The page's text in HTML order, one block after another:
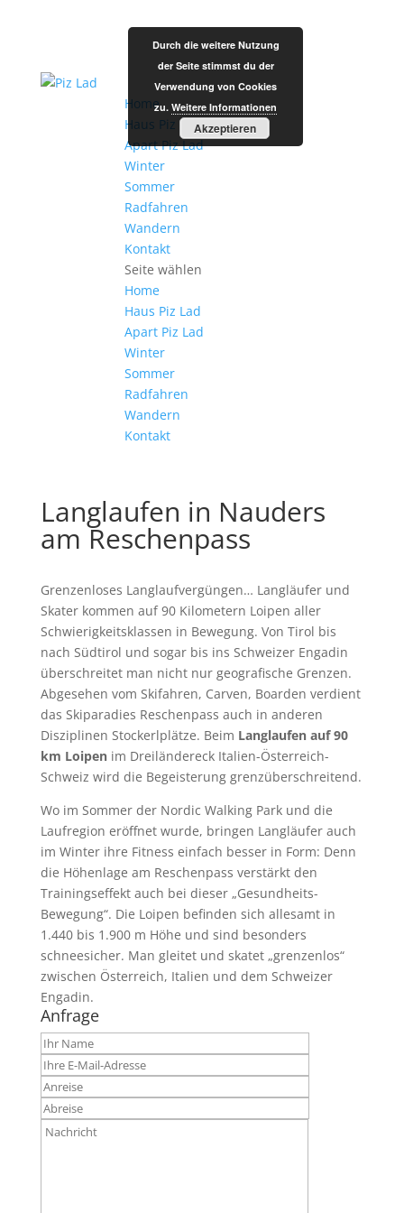
Home
Haus Piz Lad
Apart Piz Lad
Winter
Sommer
Radfahren
Wandern
Kontakt
Seite wählen
Home
Haus Piz Lad
Apart Piz Lad
Winter
Sommer
Radfahren
Wandern
Kontakt
Langlaufen in Nauders
am Reschenpass
Grenzenloses Langlaufvergüngen… Langläufer und
Skater kommen auf 90 Kilometern Loipen aller
Schwierigkeitsklassen in Bewegung. Von Tirol bis
nach Südtirol und sogar bis ins Schweizer Engadin
überschreitet man nicht nur geografische Grenzen.
Abgesehen vom Skifahren, Carven, Boarden verdient
das Skiparadies Reschenpass auch in anderen
Disziplinen Stockerlplätze. Beim Langlaufen auf 90
km Loipenim Dreiländereck Italien-Österreich-
Schweiz wird die Begeisterung grenzüberschreitend.
Wo im Sommer der Nordic Walking Park und die
Laufregion eröffnet wurde, bringen Langläufer auch
im Winter ihre Fitness einfach besser in Form: Denn
die Höhenlage am Reschenpass verstärkt den
Trainingseffekt auch bei dieser „Gesundheits-
Bewegung“. Die Loipen befinden sich allesamt in
1.440 bis 1.900 m Höhe und sind besonders
schneesicher. Man gleitet und skatet „grenzenlos“
zwischen Österreich, Italien und dem Schweizer
Engadin.
Anfrage
Durch die weitere Nutzung
der Seite stimmst du der
Verwendung von Cookies
zu. Weitere Informationen
Akzeptieren